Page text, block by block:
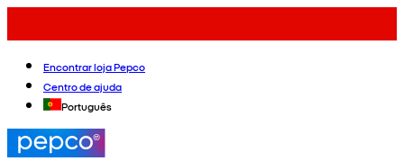
Encontrar loja Pepco
Centro de ajuda
Português